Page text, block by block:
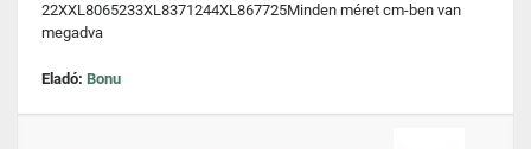
22XXL8065233XL8371244XL867725Minden méret cm-ben van
megadva
Eladó: Bonu